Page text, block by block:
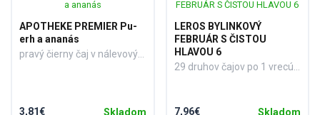
APOTHEKE PREMIER Pu-
erh a ananás
3,81€ Skladom
LEROS BYLINKOVÝ
FEBRUÁR S ČISTOU
HLAVOU 6
7,96€ Skladom